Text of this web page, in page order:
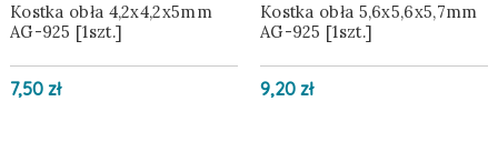
Kostka obła 4,2x4,2x5mm
AG-925 [1szt.]
7,50 zł
Kostka obła 5,6x5,6x5,7mm
AG-925 [1szt.]
9,20 zł